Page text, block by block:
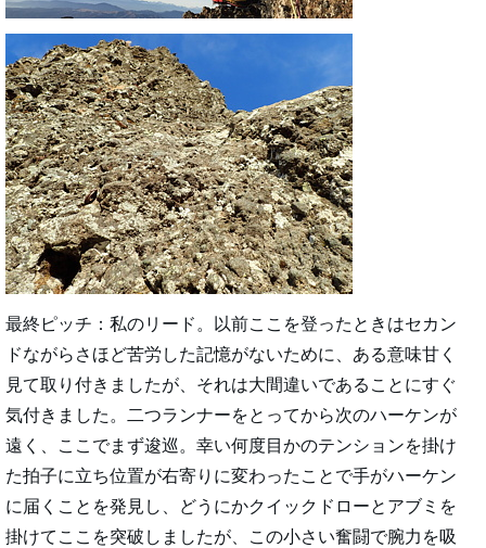
最終ピッチ：私のリード。以前ここを登ったときはセカン
ドながらさほど苦労した記憶がないために、ある意味甘く
見て取り付きましたが、それは大間違いであることにすぐ
気付きました。二つランナーをとってから次のハーケンが
遠く、ここでまず逡巡。幸い何度目かのテンションを掛け
た拍子に立ち位置が右寄りに変わったことで手がハーケン
に届くことを発見し、どうにかクイックドローとアブミを
掛けてここを突破しましたが、この小さい奮闘で腕力を吸